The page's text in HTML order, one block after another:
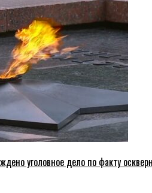
уголовное дело по факту